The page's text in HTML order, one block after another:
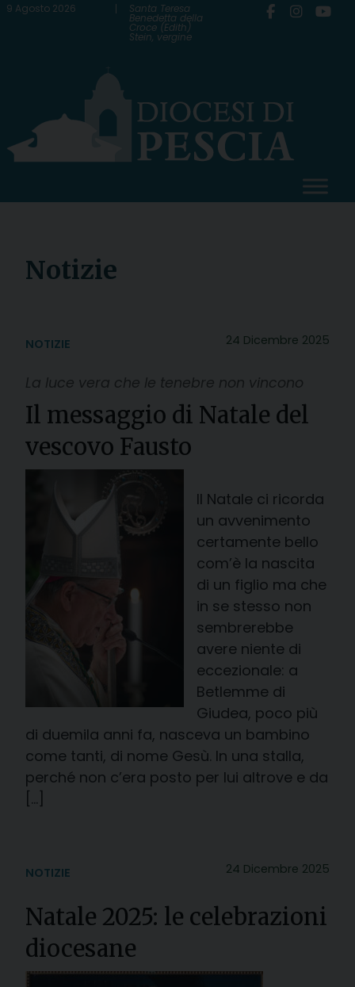
Skip
9 Agosto 2026 Santa Teresa
Benedetta della
Croce (Edith)
Stein, vergine
Notizie
24 Dicembre 2025
NOTIZIE
La luce vera che le tenebre non vincono
Il messaggio di Natale del
vescovo Fausto
Il Natale ci ricorda
un avvenimento
certamente bello
com’è la nascita
di un figlio ma che
in se stesso non
sembrerebbe
avere niente di
eccezionale: a
Betlemme di
Giudea, poco più
di duemila anni fa, nasceva un bambino
come tanti, di nome Gesù. In una stalla,
perché non c’era posto per lui altrove e da
[…]
24 Dicembre 2025
NOTIZIE
Natale 2025: le celebrazioni
diocesane